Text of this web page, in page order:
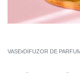
VASE›DIFUZOR DE